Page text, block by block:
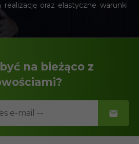
oraz elastyczne warunki
na bieżąco z